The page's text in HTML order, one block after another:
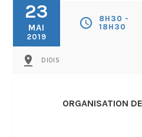
23
MAI
2019
schedule
8H30 -
18H30
pin_drop DIOIS
ORGANISATION